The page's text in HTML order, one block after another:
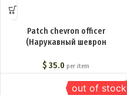
Patch chevron officer
(Нарукавный шеврон
$ 35.0 per item
out of stock